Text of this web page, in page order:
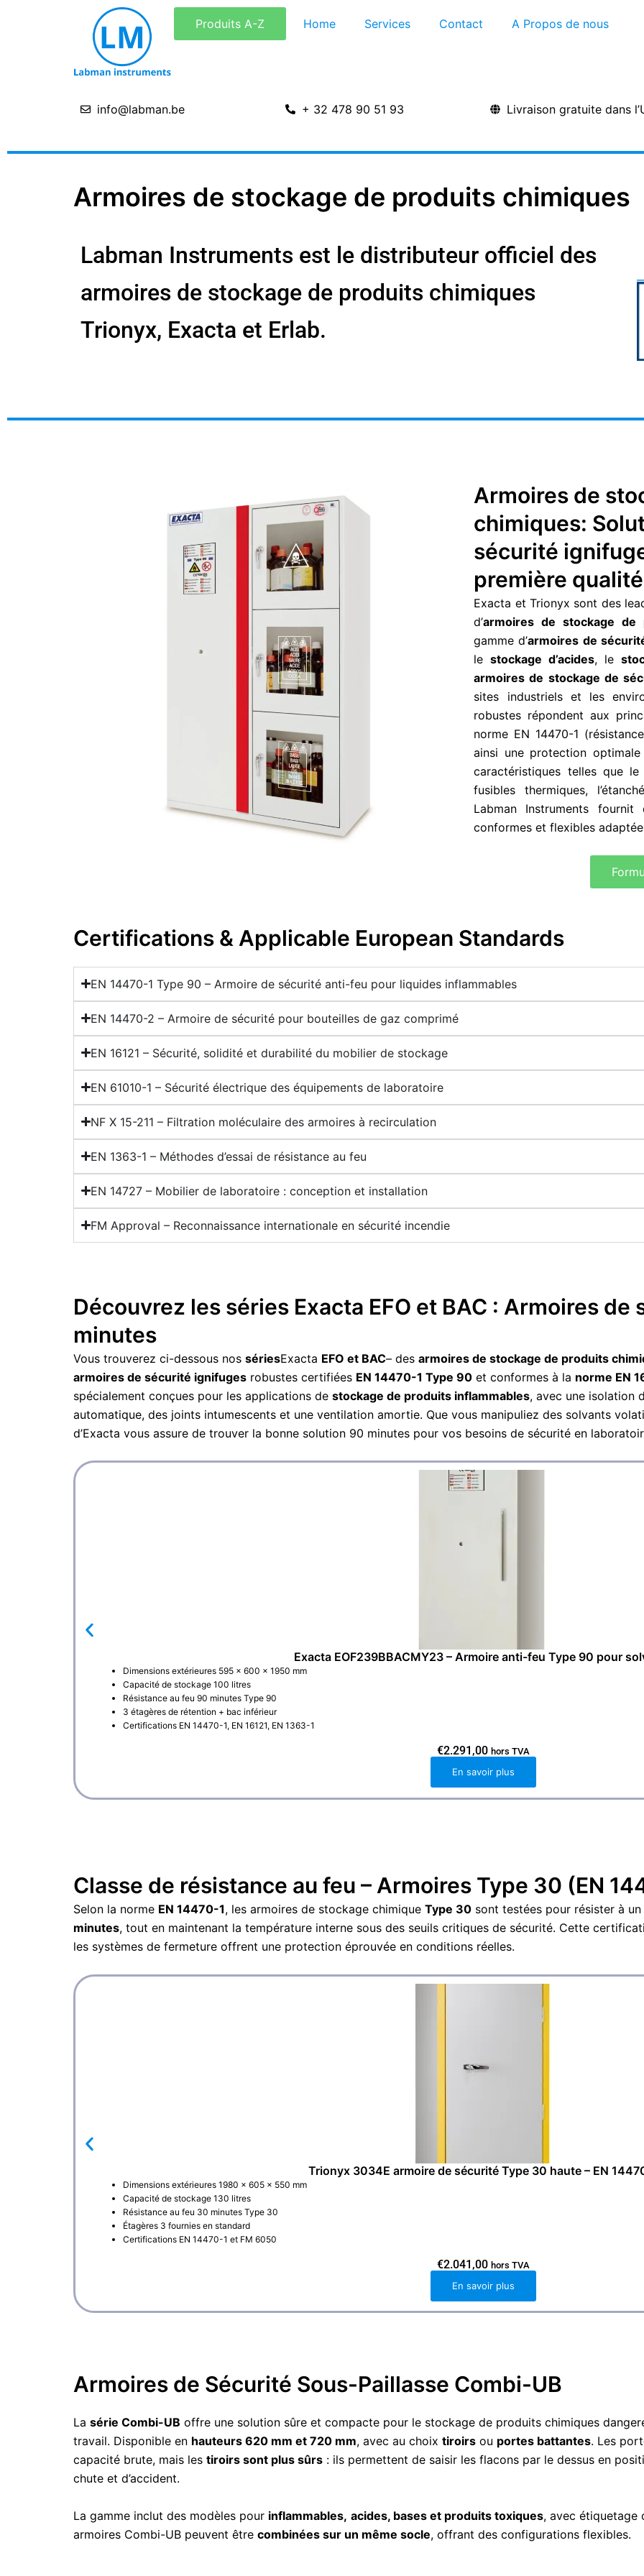
Produits A-Z Home Services Contact A Propos de nous
info@labman.be + 32 478 90 51 93 Livraison gratuite dans
Armoires de stockage de produits chimiques
Labman Instruments est le distributeur officiel des
armoires de stockage de produits chimiques
Trionyx, Exacta et Erlab.
Armoires de
chimiques:
sécurité
première qualité
Exacta et Trionyx sont des
d’armoires de stockage de
gamme d’armoires de
lestockage d’acides, le
armoires de stockage de
sites industriels et les
robustes répondent aux
norme EN 14470-1
ainsi une protection
caractéristiques telles que
fusibles thermiques,
Labman Instruments
conformes et flexibles
Certifications & Applicable European Standards
EN 14470-1 Type 90 – Armoire de sécurité anti-feu pour liquides inflammables
EN 14470-2 – Armoire de sécurité pour bouteilles de gaz comprimé
EN 16121 – Sécurité, solidité et durabilité du mobilier de stockage
EN 61010-1 – Sécurité électrique des équipements de laboratoire
NF X 15-211 – Filtration moléculaire des armoires à recirculation
EN 1363-1 – Méthodes d’essai de résistance au feu
EN 14727 – Mobilier de laboratoire : conception et installation
FM Approval – Reconnaissance internationale en sécurité incendie
Découvrez les séries Exacta EFO et BAC : Armoires
minutes
Vous trouverez ci-dessous nos sériesExacta EFO et BAC– des armoires de stockage de produits
armoires de sécurité ignifuges robustes certifiées EN 14470-1 Type 90 et conformes à la norme EN
spécialement conçues pour les applications de stockage de produits inflammables, avec une isolation
automatique, des joints intumescents et une ventilation amortie. Que vous manipuliez des solvants
d’Exacta vous assure de trouver la bonne solution 90 minutes pour vos besoins de sécurité en
Exacta EOF239BBACMY23 – Armoire anti-feu Type 90 pour
Dimensions extérieures 595 × 600 × 1950 mm
Capacité de stockage 100 litres
Résistance au feu 90 minutes Type 90
3 étagères de rétention + bac inférieur
Certifications EN 14470-1, EN 16121, EN 1363-1
€2.291,00 hors TVA
En savoir plus
Classe de résistance au feu – Armoires Type 30 (EN
Selon la norme EN 14470-1, les armoires de stockage chimique Type 30 sont testées pour résister à
minutes, tout en maintenant la température interne sous des seuils critiques de sécurité. Cette
les systèmes de fermeture offrent une protection éprouvée en conditions réelles.
Trionyx 3034E armoire de sécurité Type 30 haute – EN
Dimensions extérieures 1980 × 605 × 550 mm
Capacité de stockage 130 litres
Résistance au feu 30 minutes Type 30
Étagères 3 fournies en standard
Certifications EN 14470-1 et FM 6050
€2.041,00 hors TVA
En savoir plus
Armoires de Sécurité Sous-Paillasse Combi-UB
La série Combi-UB offre une solution sûre et compacte pour le stockage de produits chimiques
travail. Disponible en hauteurs 620 mm et 720 mm, avec au choix tiroirs ou portes battantes. Les
capacité brute, mais les tiroirs sont plus sûrs : ils permettent de saisir les flacons par le dessus en
chute et d’accident.
La gamme inclut des modèles pour inflammables, acides, bases et produits toxiques, avec étiquetage
armoires Combi-UB peuvent être combinées sur un même socle, offrant des configurations flexibles.